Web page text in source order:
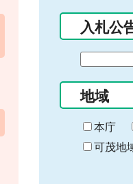
入札公
の
始
ま
り
地域
本庁
可茂地